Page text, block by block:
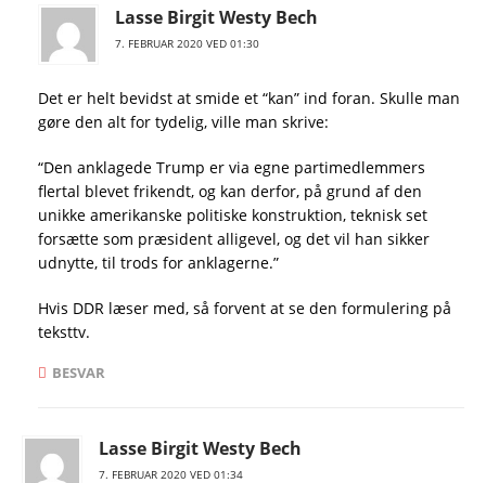
Lasse Birgit Westy Bech
7. FEBRUAR 2020 VED 01:30
Det er helt bevidst at smide et “kan” ind foran. Skulle man
gøre den alt for tydelig, ville man skrive:
“Den anklagede Trump er via egne partimedlemmers
flertal blevet frikendt, og kan derfor, på grund af den
unikke amerikanske politiske konstruktion, teknisk set
forsætte som præsident alligevel, og det vil han sikker
udnytte, til trods for anklagerne.”
Hvis DDR læser med, så forvent at se den formulering på
teksttv.
BESVAR
Lasse Birgit Westy Bech
7. FEBRUAR 2020 VED 01:34